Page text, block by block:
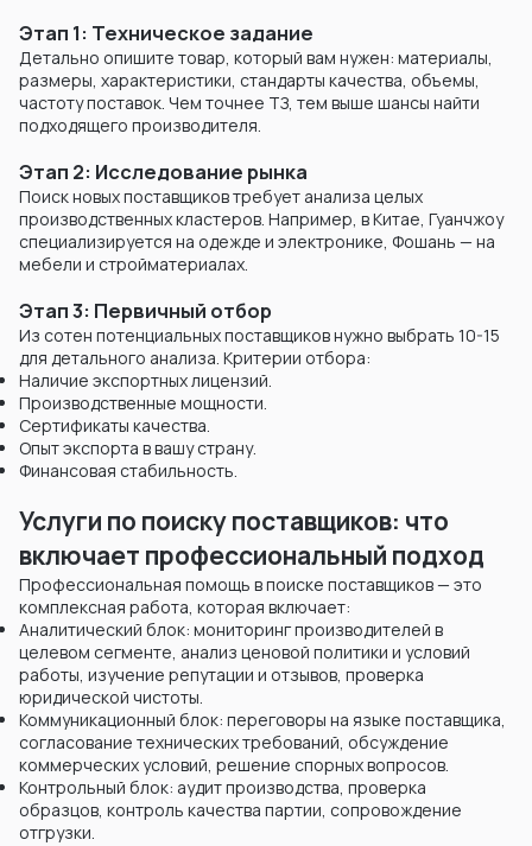
Этап 1: Техническое задание
Детально опишите товар, который вам нужен: материалы,
размеры, характеристики, стандарты качества, объемы,
частоту поставок. Чем точнее ТЗ, тем выше шансы найти
подходящего производителя.
Этап 2: Исследование рынка
Поиск новых поставщиков требует анализа целых
производственных кластеров. Например, в Китае, Гуанчжоу
специализируется на одежде и электронике, Фошань — на
мебели и стройматериалах.
Этап 3: Первичный отбор
Из сотен потенциальных поставщиков нужно выбрать 10-15
для детального анализа. Критерии отбора:
Наличие экспортных лицензий.
Производственные мощности.
Сертификаты качества.
Опыт экспорта в вашу страну.
Финансовая стабильность.
Услуги по поиску поставщиков: что
включает профессиональный подход
Профессиональная помощь в поиске поставщиков — это
комплексная работа, которая включает:
Аналитический блок: мониторинг производителей в
целевом сегменте, анализ ценовой политики и условий
работы, изучение репутации и отзывов, проверка
юридической чистоты.
Коммуникационный блок: переговоры на языке поставщика,
согласование технических требований, обсуждение
коммерческих условий, решение спорных вопросов.
Контрольный блок: аудит производства, проверка
образцов, контроль качества партии, сопровождение
отгрузки.